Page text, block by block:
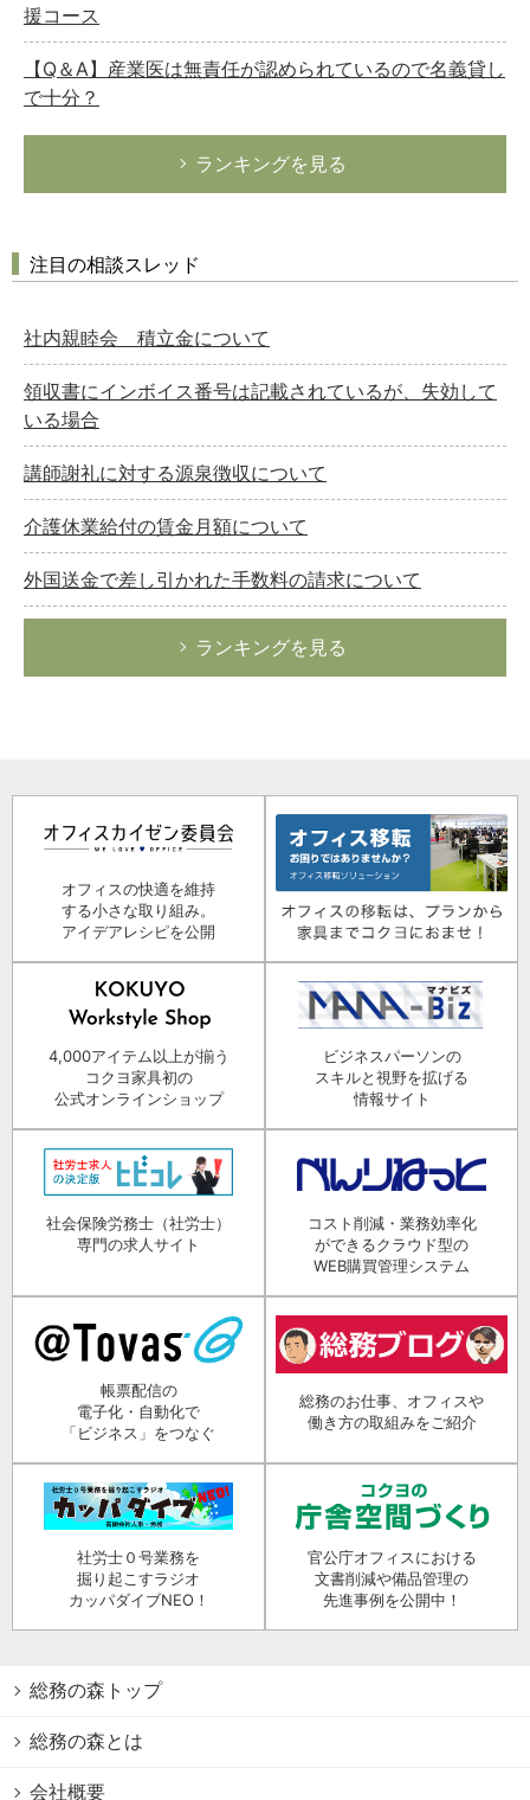
援コース
【Q＆A】産業医は無責任が認められているので名義貸し
で十分？
ランキングを見る
注目の相談スレッド
社内親睦会 積立金について
領収書にインボイス番号は記載されているが、失効して
いる場合
講師謝礼に対する源泉徴収について
介護休業給付の賃金月額について
外国送金で差し引かれた手数料の請求について
ランキングを見る
オフィスの快適を維持
する小さな取り組み。
アイデアレシピを公開
4,000アイテム以上が揃う
コクヨ家具初の
公式オンラインショップ
ビジネスパーソンの
スキルと視野を拡げる
情報サイト
社会保険労務士（社労士）
専門の求人サイト
コスト削減・業務効率化
ができるクラウド型の
WEB購買管理システム
帳票配信の
電子化・自動化で
「ビジネス」をつなぐ
総務のお仕事、オフィスや
働き方の取組みをご紹介
社労士０号業務を
掘り起こすラジオ
カッパダイブNEO！
官公庁オフィスにおける
文書削減や備品管理の
先進事例を公開中！
総務の森トップ
総務の森とは
会社概要